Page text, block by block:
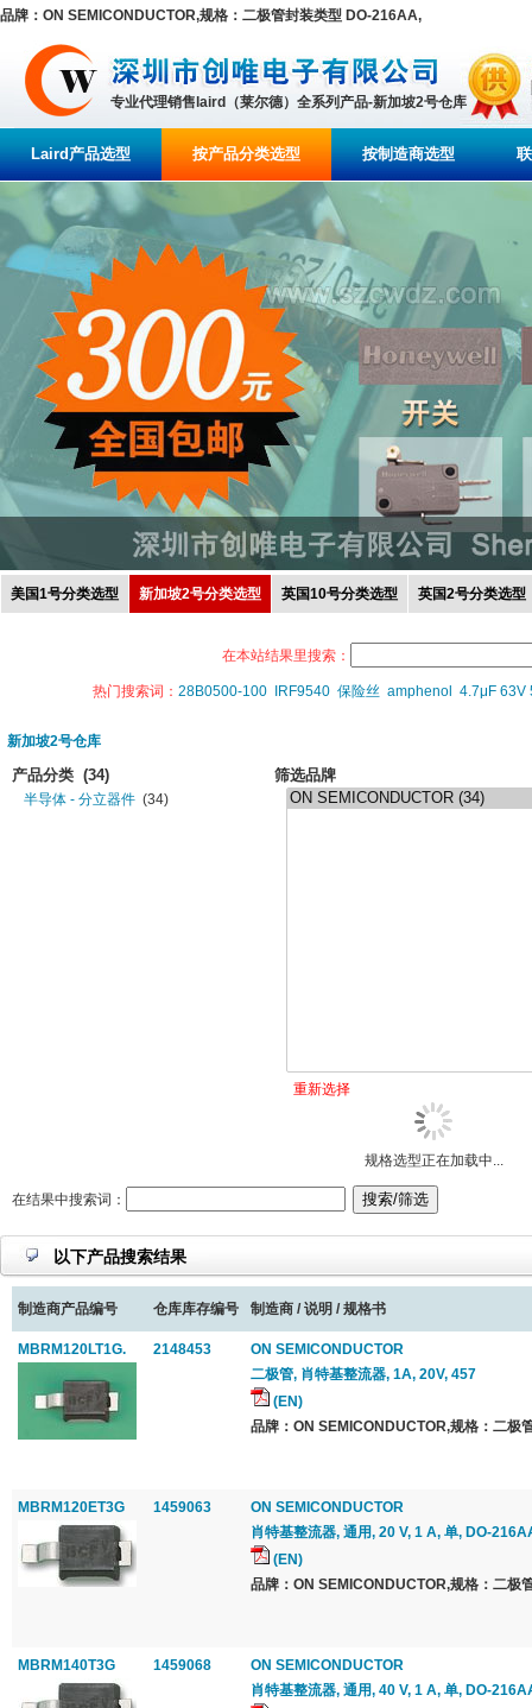
品牌：ON SEMICONDUCTOR,规格：二极管封装类型 DO-216AA,
专业代理销售laird（莱尔德）全系列产品-新加坡2号仓库
Laird产品选型 按产品分类选型 按制造商选型
美国1号分类选型 新加坡2号分类选型 英国10号分类选型 英国2号分类选型
在本站结果里搜索：
热门搜索词： 28B0500-100 IRF9540 保险丝 amphenol 4.7μF 63V
新加坡2号仓库
产品分类 (34)
半导体 - 分立器件 (34)
筛选品牌
重新选择
规格选型正在加载中...
在结果中搜索词：
以下产品搜索结果
制造商产品编号 仓库库存编号 制造商 / 说明 / 规格书
MBRM120LT1G. 2148453
ON SEMICONDUCTOR
二极管, 肖特基整流器, 1A, 20V, 457
(EN)
品牌：ON SEMICONDUCTOR,规格：二极
MBRM120ET3G 1459063
ON SEMICONDUCTOR
肖特基整流器, 通用, 20 V, 1 A, 单, DO-
(EN)
品牌：ON SEMICONDUCTOR,规格：二极
MBRM140T3G 1459068
ON SEMICONDUCTOR
肖特基整流器, 通用, 40 V, 1 A, 单, DO-